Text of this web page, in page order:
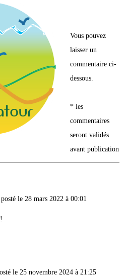
Vous pouvez
laisser un
commentaire ci-
dessous.
* les
commentaires
seront validés
avant publication
posté le 28 mars 2022 à 00:01
le 25 novembre 2024 à 21:25